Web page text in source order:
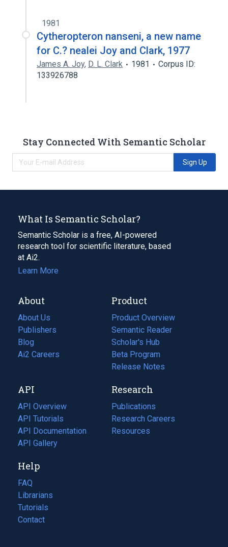
1981
Cytheropteron nanseni, a new name
for C.? nealei Joy and Clark, 1977
James A. Joy, D. L. Clark 1981
Corpus ID:
133926788
Stay Connected With Semantic Scholar
Sign Up
What Is Semantic Scholar?
Semantic Scholar is a free, AI-powered
research tool for scientific literature, based
at Ai2.
Learn More
About
About Us
Publishers
Blog
(opens
in
tab)
Ai2 Careers
(opens
new
tab)
Product
Product Overview
Semantic Reader
Scholar's Hub
Beta Program
Release Notes
API
API Overview
API Tutorials
API Documentation
(opens
in
new
tab)
API Gallery
Research
Publications
(opens
in
a
Research Careers
(opens
in
Resources
(opens
Help
FAQ
Librarians
Tutorials
Contact